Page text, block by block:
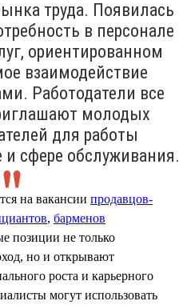
труда. Появилась
в персонале
ориентированном
взаимодействие
Работодатели все
молодых
для работы
и сфере обслуживания.
на вакансии продавцов-
, барменов
позиции не только
но и открывают
роста и карьерного
могут использовать